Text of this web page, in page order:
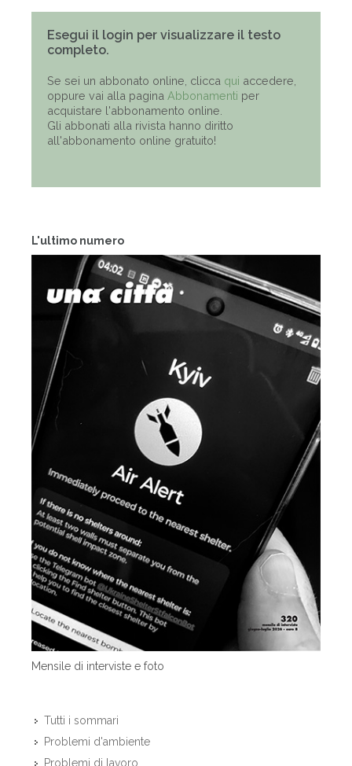
L'ultimo numero
Mensile di interviste e foto
Tutti i sommari
Problemi d'ambiente
Problemi di lavoro
Esegui il login per visualizzare il testo
completo.
Se sei un abbonato online, clicca qui accedere,
oppure vai alla pagina Abbonamenti per
acquistare l'abbonamento online.
Gli abbonati alla rivista hanno diritto
all'abbonamento online gratuito!